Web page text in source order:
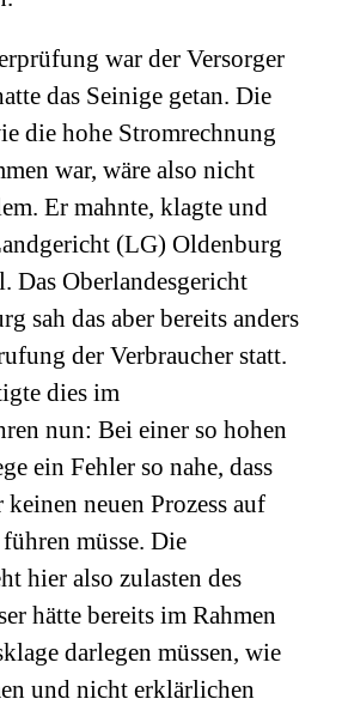
war der Versorger
das Seinige getan. Die
die hohe Stromrechnung
war, wäre also nicht
Er mahnte, klagte und
(LG) Oldenburg
Das Oberlandesgericht
sah das aber bereits anders
der Verbraucher statt.
dies im
nun: Bei einer so hohen
ein Fehler so nahe, dass
keinen neuen Prozess auf
müsse. Die
hier also zulasten des
hätte bereits im Rahmen
darlegen müssen, wie
und nicht erklärlichen